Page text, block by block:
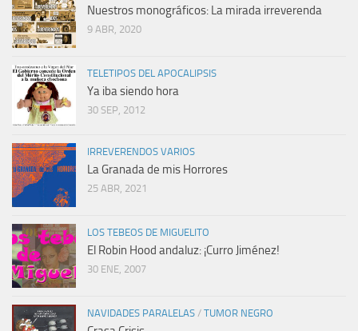
Nuestros monográficos: La mirada irreverenda
9 ABR, 2020
TELETIPOS DEL APOCALIPSIS
Ya iba siendo hora
30 SEP, 2012
IRREVERENDOS VARIOS
La Granada de mis Horrores
25 ABR, 2021
LOS TEBEOS DE MIGUELITO
El Robin Hood andaluz: ¡Curro Jiménez!
30 ENE, 2007
NAVIDADES PARALELAS / TUMOR NEGRO